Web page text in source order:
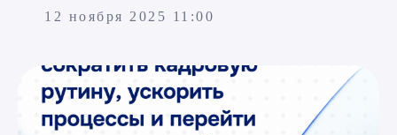
12 ноября 2025 11:00